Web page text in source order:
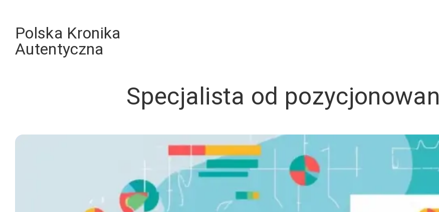
contentPolska Kronika
Autentyczna
Specjalista od